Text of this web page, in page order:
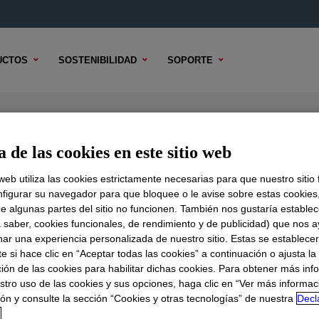
SOSTENIBILIDAD SOPORTE
Black
TÉCNICO OPCIONES DE MUESTRA OPCIONES DE
Black?
in glass blocks, metal, glass in general, cement, wood
de las cookies en este sitio web
utiliza las cookies estrictamente necesarias para que nuestro sitio
su navegador para que bloquee o le avise sobre estas
algunas partes del sitio no funcionen. También nos gustaría
saber, cookies funcionales, de rendimiento y de publicidad) que nos
una experiencia personalizada de nuestro sitio. Estas se
si hace clic en “Aceptar todas las cookies” a continuación o ajusta la
de las cookies para habilitar dichas cookies. Para obtener más
uso de las cookies y sus opciones, haga clic en “Ver más
y consulte la sección “Cookies y otras tecnologías” de nuestra